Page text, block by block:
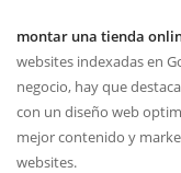
montar una tienda
websites indexadas en
negocio, hay que
con un diseño web
mejor contenido y
websites.